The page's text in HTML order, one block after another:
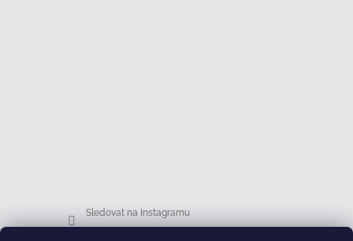
Sledovat na Instagramu